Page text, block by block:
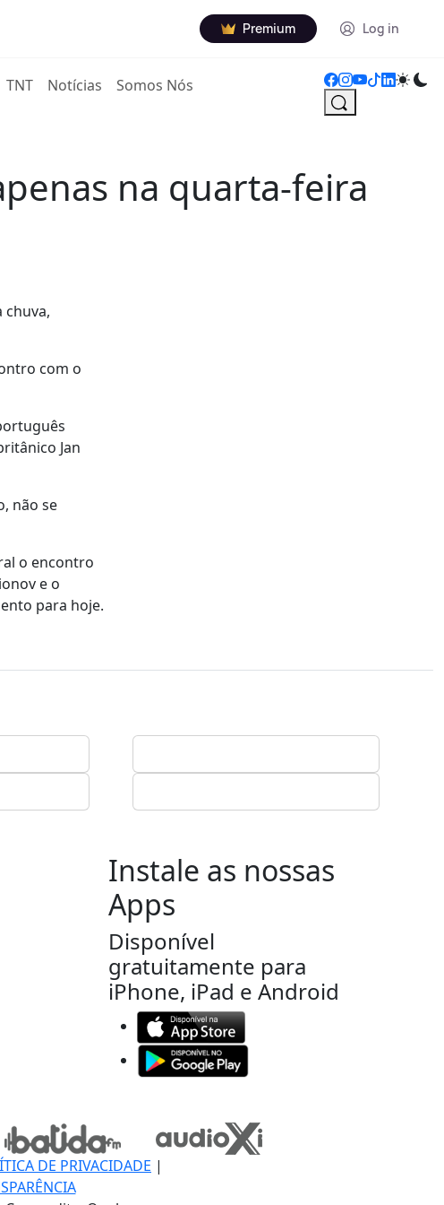
Premium Log in
TNT Notícias Somos Nós
na quarta-feira
chuva,
com o
Jan
não se
o encontro
e o
para hoje.
Instale as nossas
Apps
Disponível
gratuitamente para
iPhone, iPad e Android
DE PRIVACIDADE |